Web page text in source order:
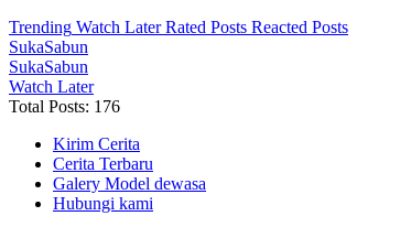
Trending Watch Later Rated Posts Reacted Posts
SukaSabun
SukaSabun
Watch Later
Total Posts: 176
Kirim Cerita
Cerita Terbaru
Galery Model dewasa
Hubungi kami